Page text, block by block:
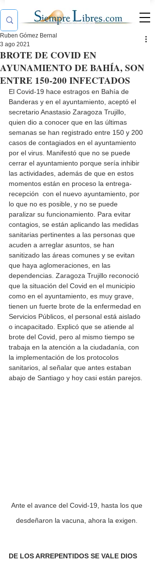
BROTE DE COVID EN
AYUNAMIENTO DE BAHÍA, SON
ENTRE 150-200 INFECTADOS
Ruben Gómez Bernal
3 ago 2021
El Covid-19 hace estragos en Bahía de
Banderas y en el ayuntamiento, aceptó el
secretario Anastasio Zaragoza Trujillo,
quien dio a conocer que en las últimas
semanas se han registrado entre 150 y 200
casos de contagiados en el ayuntamiento
por el virus. Manifestó que no se puede
cerrar el ayuntamiento porque sería inhibir
las actividades, además de que en estos
momentos están en proceso la entrega-
recepción  con el nuevo ayuntamiento, por
lo que no es posible, y no se puede
paralizar su funcionamiento. Para evitar
contagios, se están aplicando las medidas
sanitarias pertinentes a las personas que
acuden a arreglar asuntos, se han
sanitizado las áreas comunes y se evitan
que haya aglomeraciones, en las
dependencias. Zaragoza Trujillo reconoció
que la situación del Covid en el municipio
como en el ayuntamiento, es muy grave,
tienen un fuerte brote de la enfermedad en
Servicios Públicos, el personal está aislado
o incapacitado. Explicó que se atiende al
brote del Covid, pero al mismo tiempo se
trabaja en la atención a la ciudadanía, con
la implementación de los protocolos
sanitarios, al señalar que antes estaban
abajo de Santiago y hoy casi están parejos.
Ante el avance del Covid-19, hasta los que
desdeñaron la vacuna, ahora la exigen.
DE LOS ARREPENTIDOS SE VALE DIOS